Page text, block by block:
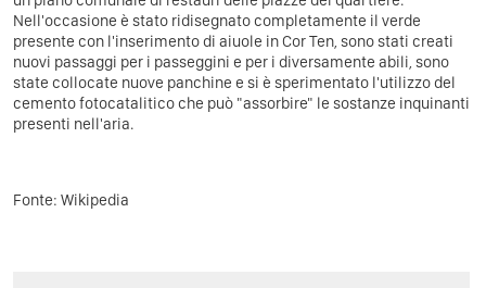
Nell'occasione è stato ridisegnato completamente il verde
presente con l'inserimento di aiuole in Cor Ten, sono stati creati
nuovi passaggi per i passeggini e per i diversamente abili, sono
state collocate nuove panchine e si è sperimentato l'utilizzo del
cemento fotocatalitico che può "assorbire" le sostanze inquinanti
presenti nell'aria.
Fonte: Wikipedia